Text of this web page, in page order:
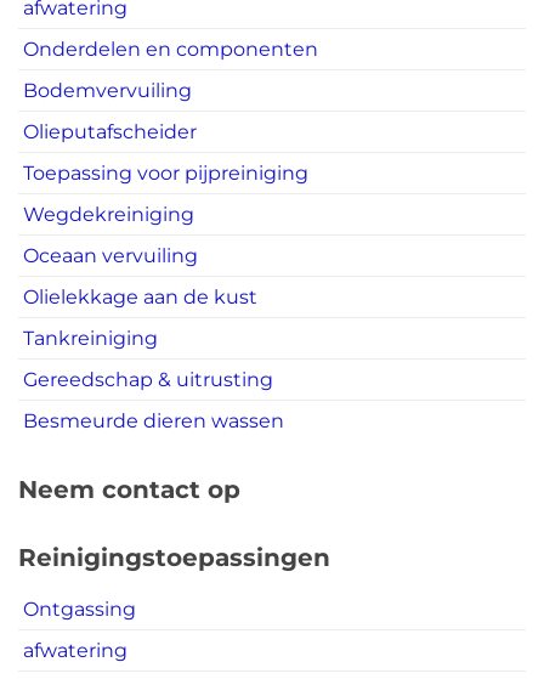
afwatering
Onderdelen en componenten
Bodemvervuiling
Olieputafscheider
Toepassing voor pijpreiniging
Wegdekreiniging
Oceaan vervuiling
Olielekkage aan de kust
Tankreiniging
Gereedschap & uitrusting
Besmeurde dieren wassen
Neem contact op
Reinigingstoepassingen
Ontgassing
afwatering